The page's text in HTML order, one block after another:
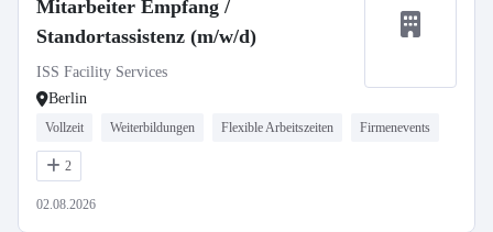
Mitarbeiter Empfang /
Standortassistenz (m/w/d)
ISS Facility Services
Berlin
Vollzeit Weiterbildungen Flexible Arbeitszeiten Firmenevents
2
02.08.2026